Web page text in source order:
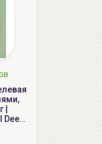
|
Deep